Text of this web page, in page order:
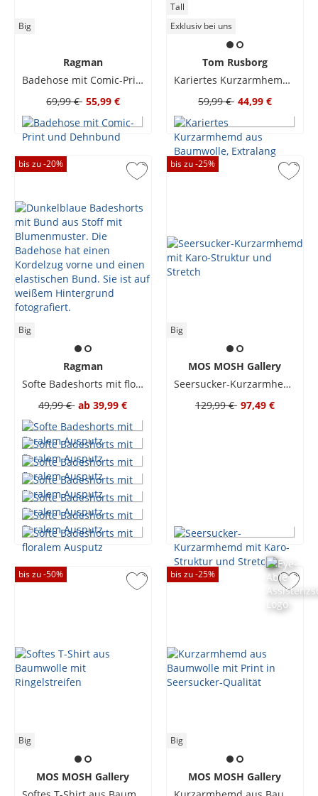
Big
Ragman
Badehose mit Comic-Print und Dehnbund
69,99 € 55,99 €
Tall
Exklusiv bei uns
Tom Rusborg
Kariertes Kurzarmhemd aus Baumwolle, Extralang
59,99 € 44,99 €
bis zu -20%
Big
Ragman
Softe Badeshorts mit floralem Ausputz
49,99 € ab 39,99 €
bis zu -25%
Big
MOS MOSH Gallery
Seersucker-Kurzarmhemd mit Karo-Struktur und Stretch
129,99 € 97,49 €
bis zu -50%
Big
MOS MOSH Gallery
bis zu -25%
Big
MOS MOSH Gallery